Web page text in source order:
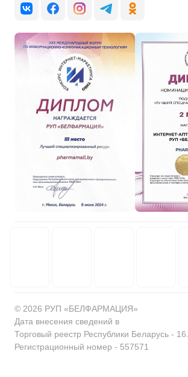
© 2026 РУП «БЕЛФАРМАЦИЯ»
Дата внесения сведений в
Торговый реестр Республики Беларусь -
Регистрационный номер - 557571